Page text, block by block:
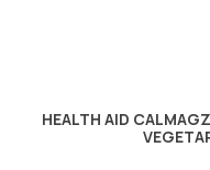
HEALTH AID